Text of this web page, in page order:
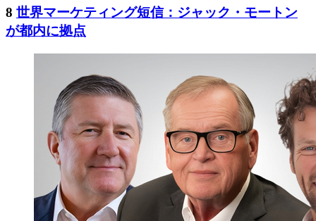
8 世界マーケティング短信：ジャック・モートン
が都内に拠点